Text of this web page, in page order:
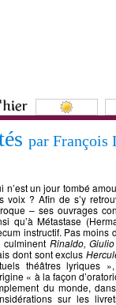
par François
n’est un jour tombé
voix ? Afin de s’y
– ses ouvrages
qu’à Métastase
instructif. Pas moins
culminent Rinaldo,
dont sont exclus
théâtres lyriques
« à la façon
du monde,
sur les